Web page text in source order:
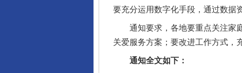
要充分运用数字化手段，通过数据
通知要求，各地要重点关注家庭
关爱服务方案；要改进工作方式，
通知全文如下：